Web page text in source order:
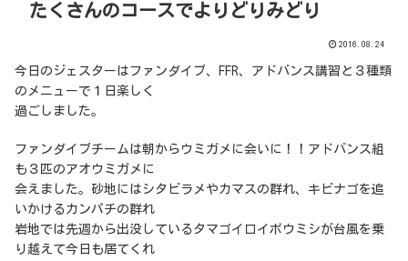
たくさんのコースでよりどりみどり
2016.08.24
今日のジェスターはファンダイブ、FFR、アドバンス講習と３種類
のメニューで１日楽しく
過ごしました。
ファンダイブチームは朝からウミガメに会いに！！アドバンス組
も３匹のアオウミガメに
会えました。砂地にはシタビラメやカマスの群れ、キビナゴを追
いかけるカンパチの群れ
岩地では先週から出没しているタマゴイロイボウミシが台風を乗
り越えて今日も居てくれ